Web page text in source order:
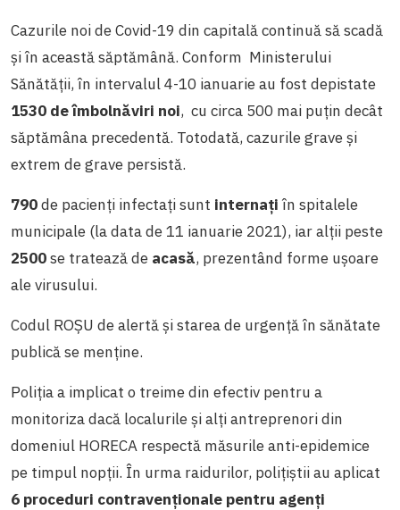
Cazurile noi de Covid-19 din capitală continuă să scadă
și în această săptămână. Conform Ministerului
Sănătății, în intervalul 4-10 ianuarie au fost depistate
1530 de îmbolnăviri noi, cu circa 500 mai puțin decât
săptămâna precedentă. Totodată, cazurile grave și
extrem de grave persistă.
790de pacienți infectați sunt internațiîn spitalele
municipale (la data de 11 ianuarie 2021), iar alții peste
2500se tratează de acasă, prezentând forme ușoare
ale virusului.
Codul ROȘU de alertă și starea de urgență în sănătate
publică se menține.
Poliția a implicat o treime din efectiv pentru a
monitoriza dacă localurile și alți antreprenori din
domeniul HORECA respectă măsurile anti-epidemice
pe timpul nopții. În urma raidurilor, polițiștii au aplicat
6 proceduri contravenționale pentru agenți